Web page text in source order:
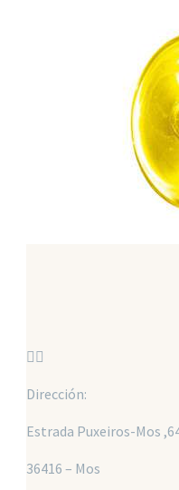

Dirección:
Estrada Puxeiros-Mos
36416 – Mos